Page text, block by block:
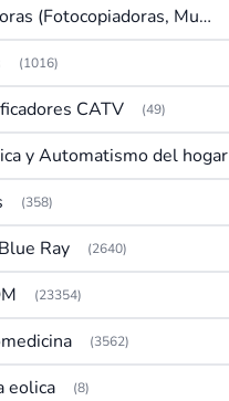
Copiadoras (Fotocopiadoras, Multifunctions, Ploter, etc)
(1016)
CATV (49)
y Automatismo del hogar
(358)
Ray (2640)
(23354)
(3562)
eolica (8)